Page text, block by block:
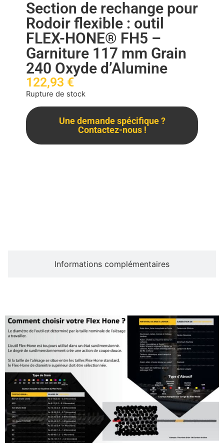
Section de rechange pour
Rodoir flexible : outil
FLEX-HONE® FH5 –
Garniture 117 mm Grain
240 Oxyde d’Alumine
122,93 €
Rupture de stock
Une demande spécifique ?
Contactez-nous !
Informations complémentaires